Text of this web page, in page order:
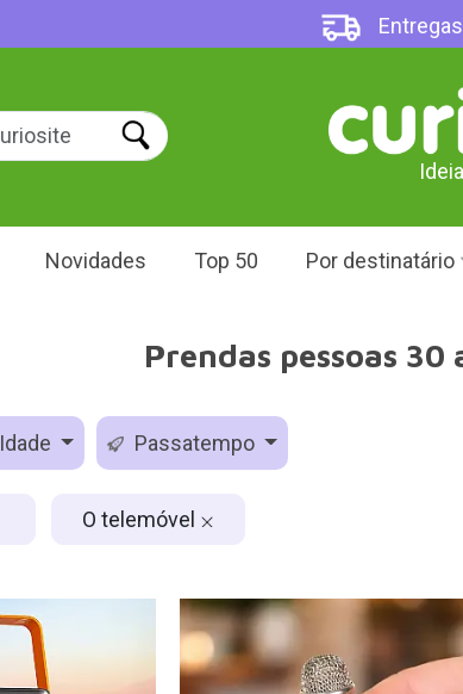
Novidades Top 50 Por destinatário
Prendas pessoas
Idade Passatempo
O telemóvel